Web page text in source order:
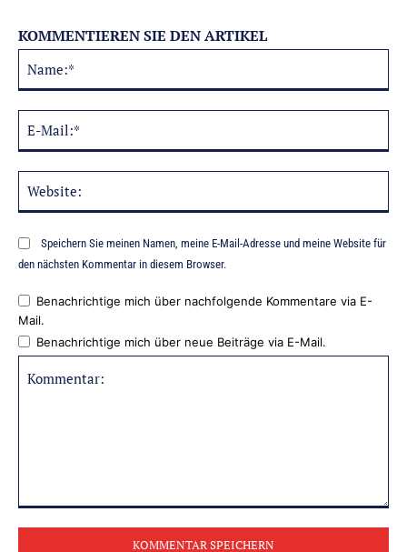
KOMMENTIEREN SIE DEN ARTIKEL
Speichern Sie meinen Namen, meine E-Mail-Adresse und meine Website für
den nächsten Kommentar in diesem Browser.
Benachrichtige mich über nachfolgende Kommentare via E-
Mail.
Benachrichtige mich über neue Beiträge via E-Mail.